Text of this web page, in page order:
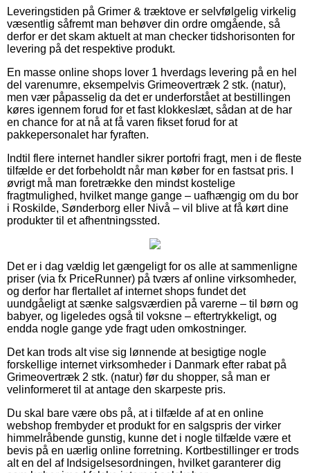
Leveringstiden på Grimer & træktove er selvfølgelig virkelig
væsentlig såfremt man behøver din ordre omgående, så
derfor er det skam aktuelt at man checker tidshorisonten for
levering på det respektive produkt.
En masse online shops lover 1 hverdags levering på en hel
del varenumre, eksempelvis Grimeovertræk 2 stk. (natur),
men vær påpasselig da det er underforstået at bestillingen
køres igennem forud for et fast klokkeslæt, sådan at de har
en chance for at nå at få varen fikset forud for at
pakkepersonalet har fyraften.
Indtil flere internet handler sikrer portofri fragt, men i de fleste
tilfælde er det forbeholdt når man køber for en fastsat pris. I
øvrigt må man foretrække den mindst kostelige
fragtmulighed, hvilket mange gange – uafhængig om du bor
i Roskilde, Sønderborg eller Nivå – vil blive at få kørt dine
produkter til et afhentningssted.
Det er i dag vældig let gængeligt for os alle at sammenligne
priser (via fx PriceRunner) på tværs af online virksomheder,
og derfor har flertallet af internet shops fundet det
uundgåeligt at sænke salgsværdien på varerne – til børn og
babyer, og ligeledes også til voksne – eftertrykkeligt, og
endda nogle gange yde fragt uden omkostninger.
Det kan trods alt vise sig lønnende at besigtige nogle
forskellige internet virksomheder i Danmark efter rabat på
Grimeovertræk 2 stk. (natur) før du shopper, så man er
velinformeret til at antage den skarpeste pris.
Du skal bare være obs på, at i tilfælde af at en online
webshop frembyder et produkt for en salgspris der virker
himmelråbende gunstig, kunne det i nogle tilfælde være et
bevis på en uærlig online forretning. Kortbestillinger er trods
alt en del af Indsigelsesordningen, hvilket garanterer dig